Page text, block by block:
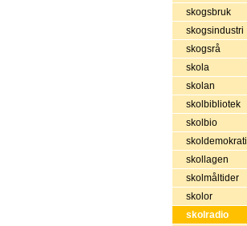
skogsbruk
skogsindustri
skogsrå
skola
skolan
skolbibliotek
skolbio
skoldemokrati
skollagen
skolmåltider
skolor
skolradio